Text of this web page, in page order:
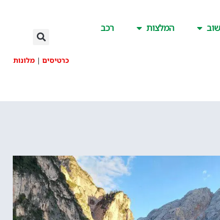
המלצות רכב
כרטיסים | מלונות